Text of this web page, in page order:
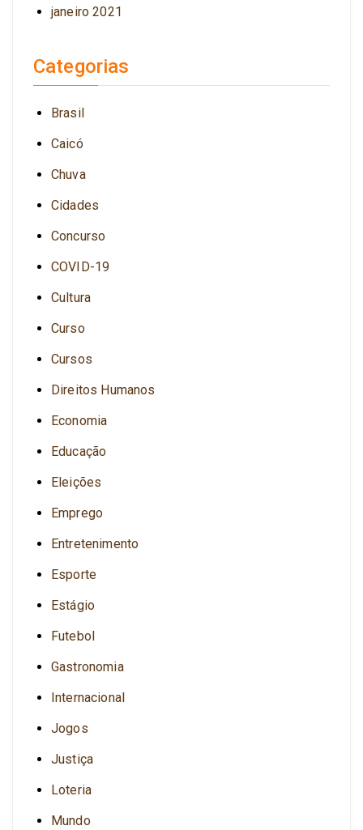
janeiro 2021
Categorias
Brasil
Caicó
Chuva
Cidades
Concurso
COVID-19
Cultura
Curso
Cursos
Direitos Humanos
Economia
Educação
Eleições
Emprego
Entretenimento
Esporte
Estágio
Futebol
Gastronomia
Internacional
Jogos
Justiça
Loteria
Mundo